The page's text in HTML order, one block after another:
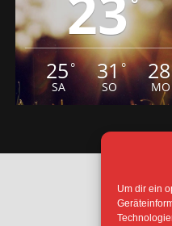
Um dir ein
SO MO